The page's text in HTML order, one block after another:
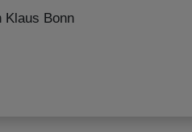
Klaus Bonn